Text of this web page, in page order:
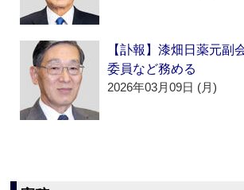
【訃報】漆畑日薬元副
委員など務める
2026年03月09日 (月)